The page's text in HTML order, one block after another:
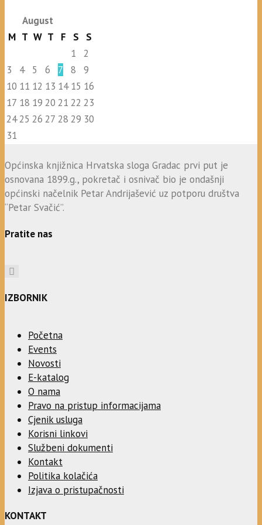
August
M T W T F S
S
1
2
3
4 5 6 7 8
9
10 11 12 13 14 15 16
17 18 19 20 21 22 23
2425 26 27 28 29 30
31
Općinska knjižnica Hrvatska sloga Gradac prvi put je
osnovana 1899.g., pokretač i osnivač bio je ondašnji
općinski načelnik Petar Andrijašević uz potporu društva
“Petar Svačić”.
Pratite nas
IZBORNIK
Početna
Events
Novosti
E-katalog
O nama
Pravo na pristup informacijama
Cjenik usluga
Korisni linkovi
Službeni dokumenti
Kontakt
Politika kolačića
Izjava o pristupačnosti
KONTAKT